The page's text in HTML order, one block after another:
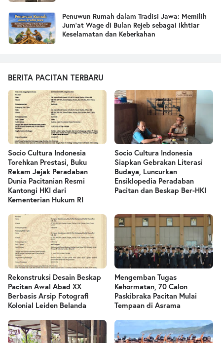
Penuwun Rumah dalam Tradisi Jawa: Memilih
Jum’at Wage di Bulan Rejeb sebagai Ikhtiar
Keselamatan dan Keberkahan
BERITA PACITAN TERBARU
Socio Cultura Indonesia
Torehkan Prestasi, Buku
Rekam Jejak Peradaban
Dunia Pacitanian Resmi
Kantongi HKI dari
Kementerian Hukum RI
Socio Cultura Indonesia
Siapkan Gebrakan Literasi
Budaya, Luncurkan
Ensiklopedia Peradaban
Pacitan dan Beskap Ber-HKI
Rekonstruksi Desain Beskap
Pacitan Awal Abad XX
Berbasis Arsip Fotografi
Kolonial Leiden Belanda
Mengemban Tugas
Kehormatan, 70 Calon
Paskibraka Pacitan Mulai
Tempaan di Asrama